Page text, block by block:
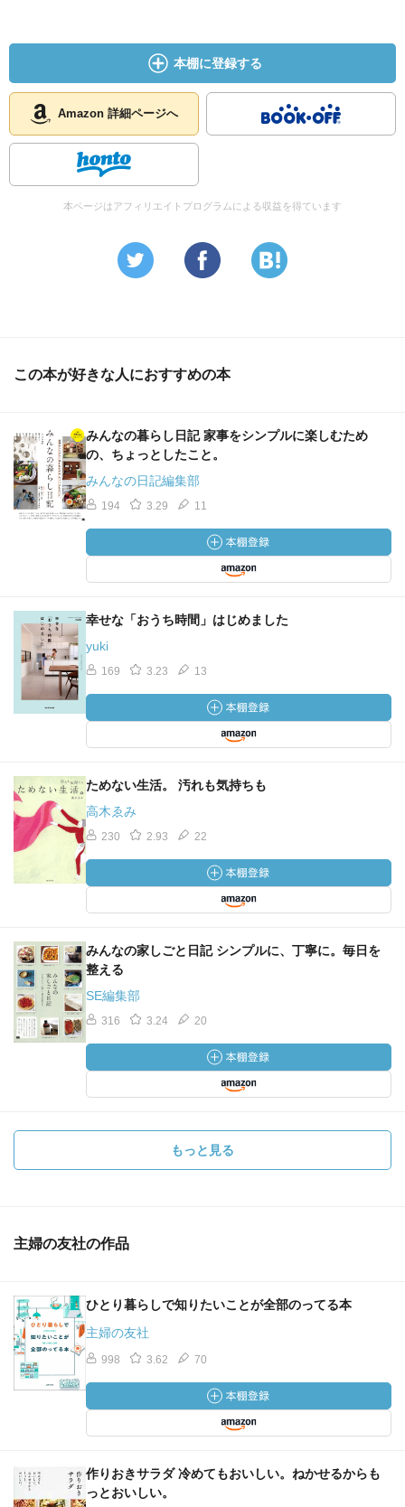
本棚に登録する
Amazon 詳細ページへ
本ページはアフィリエイトプログラムによる収益を得ています
この本が好きな人におすすめの本
みんなの暮らし日記 家事をシンプルに楽しむため
の、ちょっとしたこと。
みんなの日記編集部
194 3.29 11
幸せな「おうち時間」はじめました
yuki
169 3.23 13
ためない生活。 汚れも気持ちも
高木ゑみ
230 2.93 22
みんなの家しごと日記 シンプルに、丁寧に。毎日を
整える
SE編集部
316 3.24 20
もっと見る
主婦の友社の作品
ひとり暮らしで知りたいことが全部のってる本
主婦の友社
998 3.62 70
作りおきサラダ 冷めてもおいしい。ねかせるからも
っとおいしい。